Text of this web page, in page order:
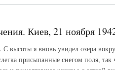
Киев, 21 ноября
С высоты я вновь увидел озера
присыпанные снегом поля, так